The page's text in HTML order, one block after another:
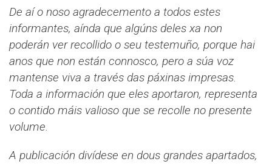
De aí o noso agradecemento a todos estes
informantes, aínda que algúns deles xa non
poderán ver recollido o seu testemuño, porque hai
anos que non están connosco, pero a súa voz
mantense viva a través das páxinas impresas.
Toda a información que eles aportaron, representa
o contido máis valioso que se recolle no presente
volume.
A publicación divídese en dous grandes apartados,